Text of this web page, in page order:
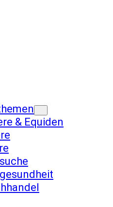
& Equiden